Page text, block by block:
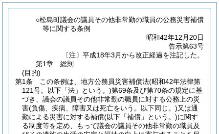
○松島町議会の議員その他非常勤の職員の公務災害補償
等に関する条例
昭和42年12月20日
告示第63号
〔注〕平成18年3月から改正経過を注記した。
第1章
総則
(目的)
第1条
この条例は、地方公務員災害補償法(昭和42年法律第
121号。以下「法」という。)第69条及び第70条の規定に基
づき、議会の議員その他非常勤の職員に対する公務上の災
害(負傷、疾病、障害又は死亡をいう。以下同じ。)又は通
勤による災害に対する補償(以下「補償」という。)に関す
る制度等を定め、もって議会の議員その他非常勤の職員及